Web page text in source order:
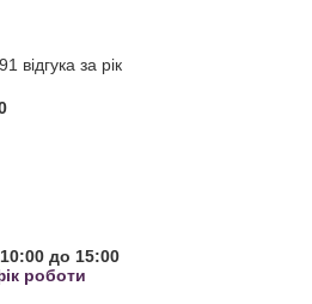
відгука за рік
до 15:00
роботи